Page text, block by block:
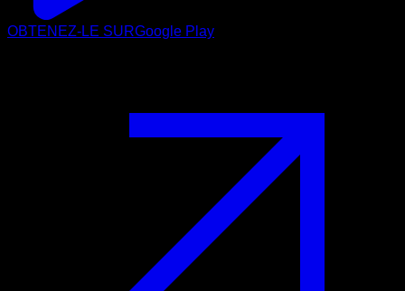
OBTENEZ-LE SURGoogle Play